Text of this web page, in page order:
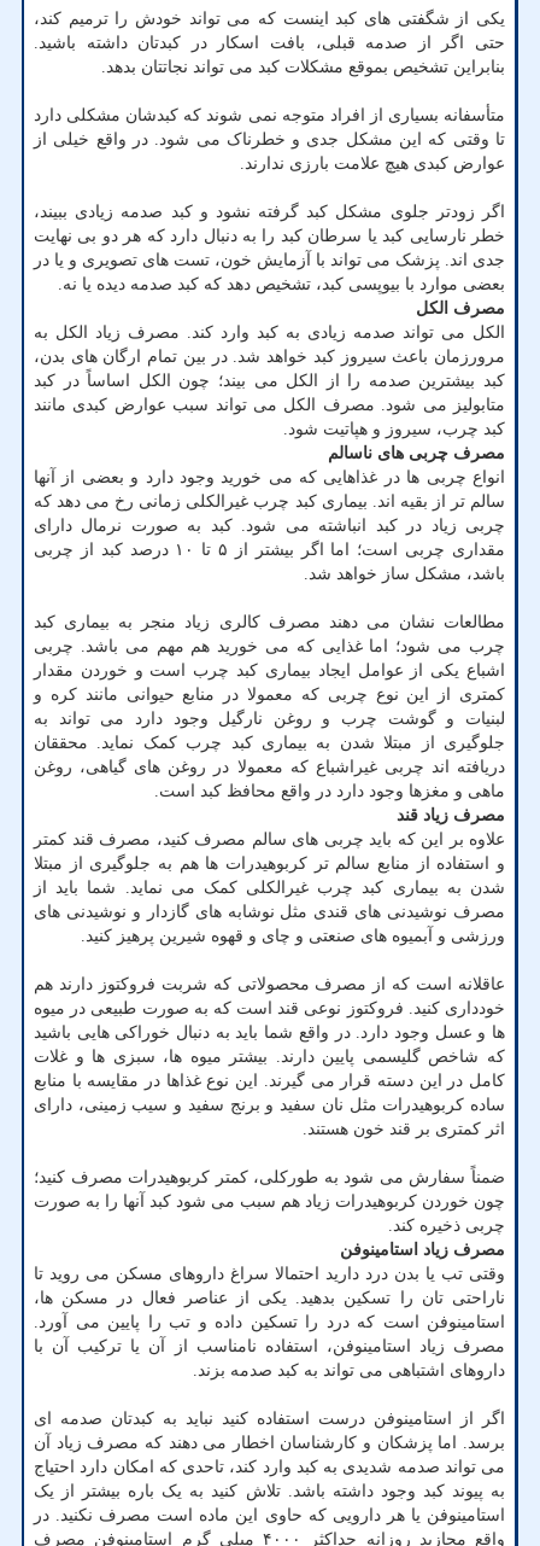
یکی از شگفتی های کبد اینست که می تواند خودش را ترمیم کند،
حتی اگر از صدمه قبلی، بافت اسکار در کبدتان داشته باشید.
بنابراین تشخیص بموقع مشکلات کبد می تواند نجاتتان بدهد.
متأسفانه بسیاری از افراد متوجه نمی شوند که کبدشان مشکلی دارد
تا وقتی که این مشکل جدی و خطرناک می شود. در واقع خیلی از
عوارض کبدی هیچ علامت بارزی ندارند.
اگر زودتر جلوی مشکل کبد گرفته نشود و کبد صدمه زیادی ببیند،
خطر نارسایی کبد یا سرطان کبد را به دنبال دارد که هر دو بی نهایت
جدی اند. پزشک می تواند با آزمایش خون، تست های تصویری و یا در
بعضی موارد با بیوپسی کبد، تشخیص دهد که کبد صدمه دیده یا نه.
مصرف الکل
الکل می تواند صدمه زیادی به کبد وارد کند. مصرف زیاد الکل به
مرورزمان باعث سیروز کبد خواهد شد. در بین تمام ارگان های بدن،
کبد بیشترین صدمه را از الکل می بیند؛ چون الکل اساساً در کبد
متابولیز می شود. مصرف الکل می تواند سبب عوارض کبدی مانند
کبد چرب، سیروز و هپاتیت شود.
مصرف چربی های ناسالم
انواع چربی ها در غذاهایی که می خورید وجود دارد و بعضی از آنها
سالم تر از بقیه اند. بیماری کبد چرب غیرالکلی زمانی رخ می دهد که
چربی زیاد در کبد انباشته می شود. کبد به صورت نرمال دارای
مقداری چربی است؛ اما اگر بیشتر از ۵ تا ۱۰ درصد کبد از چربی
باشد، مشکل ساز خواهد شد.
مطالعات نشان می دهند مصرف کالری زیاد منجر به بیماری کبد
چرب می شود؛ اما غذایی که می خورید هم مهم می باشد. چربی
اشباع یکی از عوامل ایجاد بیماری کبد چرب است و خوردن مقدار
کمتری از این نوع چربی که معمولا در منابع حیوانی مانند کره و
لبنیات و گوشت چرب و روغن نارگیل وجود دارد می تواند به
جلوگیری از مبتلا شدن به بیماری کبد چرب کمک نماید. محققان
دریافته اند چربی غیراشباع که معمولا در روغن های گیاهی، روغن
ماهی و مغزها وجود دارد در واقع محافظ کبد است.
مصرف زیاد قند
علاوه بر این که باید چربی های سالم مصرف کنید، مصرف قند کمتر
و استفاده از منابع سالم تر کربوهیدرات ها هم به جلوگیری از مبتلا
شدن به بیماری کبد چرب غیرالکلی کمک می نماید. شما باید از
مصرف نوشیدنی های قندی مثل نوشابه های گازدار و نوشیدنی های
ورزشی و آبمیوه های صنعتی و چای و قهوه شیرین پرهیز کنید.
عاقلانه است که از مصرف محصولاتی که شربت فروکتوز دارند هم
خودداری کنید. فروکتوز نوعی قند است که به صورت طبیعی در میوه
ها و عسل وجود دارد. در واقع شما باید به دنبال خوراکی هایی باشید
که شاخص گلیسمی پایین دارند. بیشتر میوه ها، سبزی ها و غلات
کامل در این دسته قرار می گیرند. این نوع غذاها در مقایسه با منابع
ساده کربوهیدرات مثل نان سفید و برنج سفید و سیب زمینی، دارای
اثر کمتری بر قند خون هستند.
ضمناً سفارش می شود به طورکلی، کمتر کربوهیدرات مصرف کنید؛
چون خوردن کربوهیدرات زیاد هم سبب می شود کبد آنها را به صورت
چربی ذخیره کند.
مصرف زیاد استامینوفن
وقتی تب یا بدن درد دارید احتمالا سراغ داروهای مسکن می روید تا
ناراحتی تان را تسکین بدهید. یکی از عناصر فعال در مسکن ها،
استامینوفن است که درد را تسکین داده و تب را پایین می آورد.
مصرف زیاد استامینوفن، استفاده نامناسب از آن یا ترکیب آن با
داروهای اشتباهی می تواند به کبد صدمه بزند.
اگر از استامینوفن درست استفاده کنید نباید به کبدتان صدمه ای
برسد. اما پزشکان و کارشناسان اخطار می دهند که مصرف زیاد آن
می تواند صدمه شدیدی به کبد وارد کند، تاحدی که امکان دارد احتیاج
به پیوند کبد وجود داشته باشد. تلاش کنید به یک باره بیشتر از یک
استامینوفن یا هر دارویی که حاوی این ماده است مصرف نکنید. در
واقع مجازید روزانه حداکثر ۴۰۰۰ میلی گرم استامینوفن مصرف